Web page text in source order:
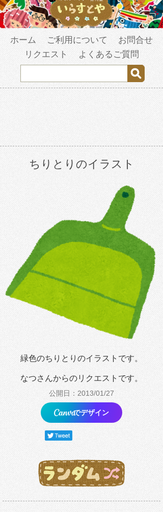
ホーム ご利用について
お問合せ
リクエスト
よくあるご質問
ちりとりのイラスト
緑色のちりとりのイラストです。
なつさんからのリクエストです。
公開日：2013/01/27
でデザイン